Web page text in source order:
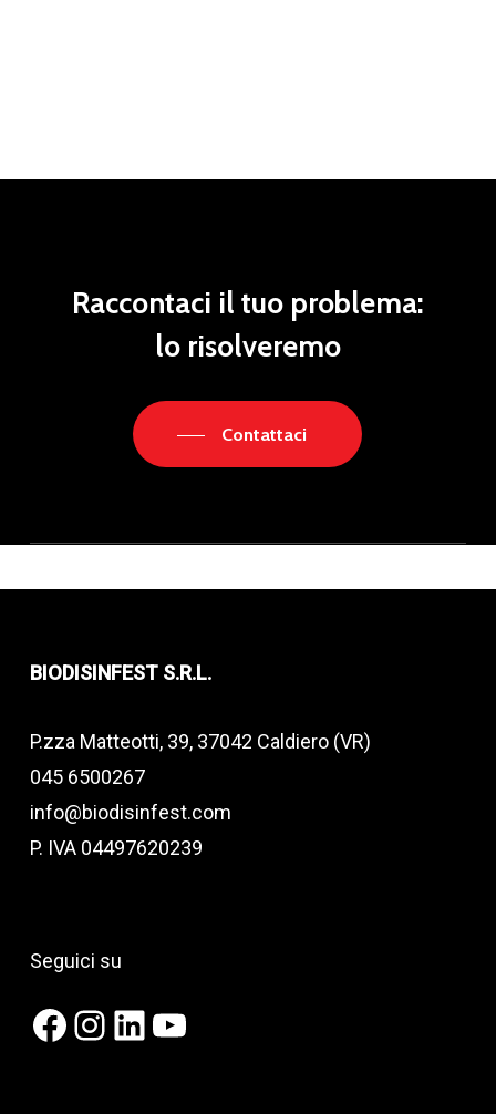
Raccontaci il tuo problema:
lo risolveremo
Contattaci
BIODISINFEST S.R.L.
P.zza Matteotti, 39, 37042 Caldiero (VR)
045 6500267
info@biodisinfest.com
P. IVA 04497620239
Seguici su
Facebook
Instagram
LinkedIn